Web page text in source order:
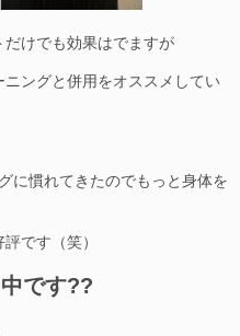
けでも効果はでますが
ングと併用をオススメしてい
に慣れてきたのでもっと身体を
です（笑）
です??